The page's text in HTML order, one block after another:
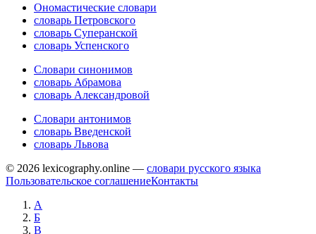
Ономастические словари
словарь Петровского
словарь Суперанской
словарь Успенского
Словари синонимов
словарь Абрамова
словарь Александровой
Словари антонимов
словарь Введенской
словарь Львова
© 2026 lexicography.online — словари русского языка
Пользовательское соглашениеКонтакты
А
Б
В